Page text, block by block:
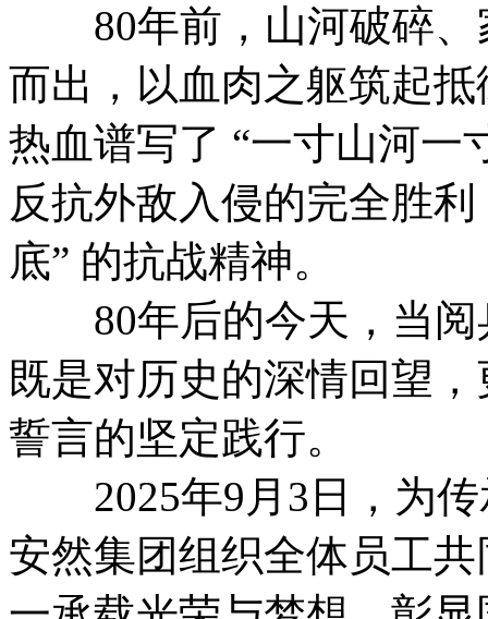
80年前，山河破碎、
而出，以血肉之躯筑起
热血谱写了 “一寸山河一
反抗外敌入侵的完全胜
底” 的抗战精神。
80年后的今天，当阅
既是对历史的深情回望
誓言的坚定践行。
2025年9月3日，为传
安然集团组织全体员工